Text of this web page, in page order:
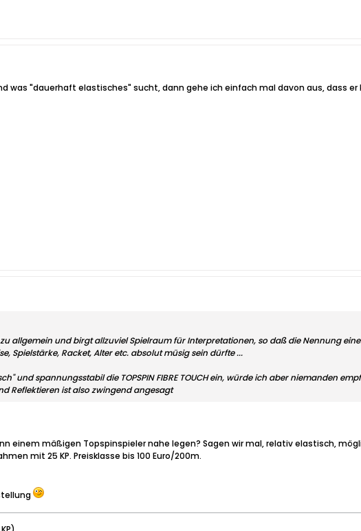
was "dauerhaft elastisches" sucht, dann gehe ich einfach mal davon aus, dass er
allgemein und birgt allzuviel Spielraum für Interpretationen, so daß die Nennung
Spielstärke, Racket, Alter etc. absolut müsig sein dürfte ...
und spannungsstabil die TOPSPIN FIBRE TOUCH ein, würde ich aber niemanden
Reflektieren ist also zwingend angesagt
einem mäßigen Topspinspieler nahe legen? Sagen wir mal, relativ elastisch,
mit 25 KP. Preisklasse bis 100 Euro/200m.